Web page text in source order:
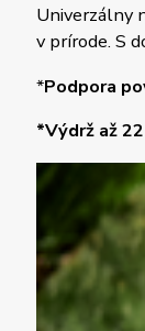
Univerzálny
v prírode. S
*Podpora
*Výdrž až